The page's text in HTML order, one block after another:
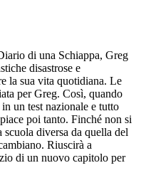
di una Schiappa, Greg
disastrose e
la sua vita quotidiana. Le
per Greg. Così, quando
un test nazionale e tutto
poi tanto. Finché non si
diversa da quella del
Riuscirà a
di un nuovo capitolo per